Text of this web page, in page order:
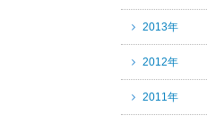
2013年
2012年
2011年